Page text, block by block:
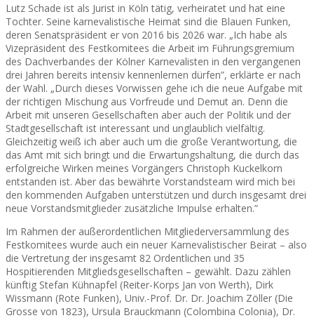
Lutz Schade ist als Jurist in Köln tätig, verheiratet und hat eine
Tochter. Seine karnevalistische Heimat sind die Blauen Funken,
deren Senatspräsident er von 2016 bis 2026 war. „Ich habe als
Vizepräsident des Festkomitees die Arbeit im Führungsgremium
des Dachverbandes der Kölner Karnevalisten in den vergangenen
drei Jahren bereits intensiv kennenlernen dürfen”, erklärte er nach
der Wahl. „Durch dieses Vorwissen gehe ich die neue Aufgabe mit
der richtigen Mischung aus Vorfreude und Demut an. Denn die
Arbeit mit unseren Gesellschaften aber auch der Politik und der
Stadtgesellschaft ist interessant und unglaublich vielfältig.
Gleichzeitig weiß ich aber auch um die große Verantwortung, die
das Amt mit sich bringt und die Erwartungshaltung, die durch das
erfolgreiche Wirken meines Vorgängers Christoph Kuckelkorn
entstanden ist. Aber das bewährte Vorstandsteam wird mich bei
den kommenden Aufgaben unterstützen und durch insgesamt drei
neue Vorstandsmitglieder zusätzliche Impulse erhalten.”
Im Rahmen der außerordentlichen Mitgliederversammlung des
Festkomitees wurde auch ein neuer Karnevalistischer Beirat – also
die Vertretung der insgesamt 82 Ordentlichen und 35
Hospitierenden Mitgliedsgesellschaften – gewählt. Dazu zählen
künftig Stefan Kühnapfel (Reiter-Korps Jan von Werth), Dirk
Wissmann (Rote Funken), Univ.-Prof. Dr. Dr. Joachim Zöller (Die
Grosse von 1823), Ursula Brauckmann (Colombina Colonia), Dr.